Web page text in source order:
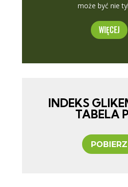
może być nie
WIĘCEJ
INDEKS
TABELA
POBIERZ